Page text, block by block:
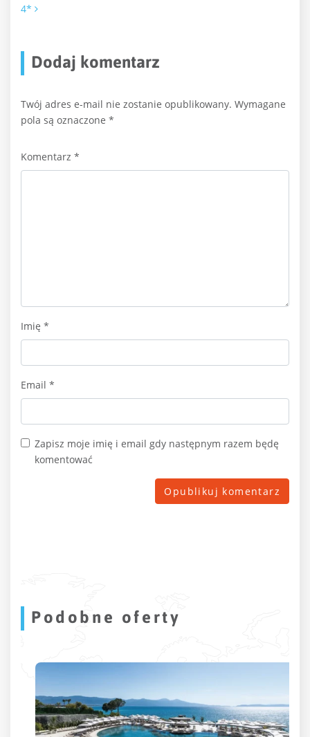
4*
Dodaj komentarz
Twój adres e-mail nie zostanie opublikowany. Wymagane
pola są oznaczone *
Komentarz *
Imię *
Email *
Zapisz moje imię i email gdy następnym razem będę
komentować
Podobne oferty